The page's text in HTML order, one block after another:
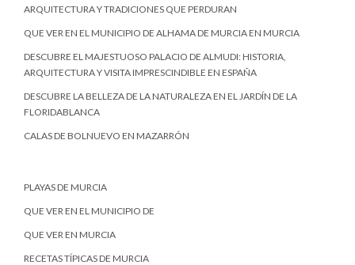
ARQUITECTURA Y TRADICIONES QUE PERDURAN
QUE VER EN EL MUNICIPIO DE ALHAMA DE MURCIA EN MURCIA
DESCUBRE EL MAJESTUOSO PALACIO DE ALMUDI: HISTORIA,
ARQUITECTURA Y VISITA IMPRESCINDIBLE EN ESPAÑA
DESCUBRE LA BELLEZA DE LA NATURALEZA EN EL JARDÍN DE LA
FLORIDABLANCA
CALAS DE BOLNUEVO EN MAZARRÓN
PLAYAS DE MURCIA
QUE VER EN EL MUNICIPIO DE
QUE VER EN MURCIA
RECETAS TÍPICAS DE MURCIA